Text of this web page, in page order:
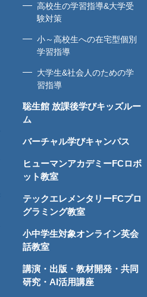
高校生の学習指導&大学受
験対策
小～高校生への在宅型個別
学習指導
大学生&社会人のための学
習指導
聡生館 放課後学びキッズルー
ム
バーチャル学びキャンパス
ヒューマンアカデミーFCロボ
ット教室
テックエレメンタリーFCプロ
グラミング教室
小中学生対象オンライン英会
話教室
講演・出版・教材開発・共同
研究・AI活用講座